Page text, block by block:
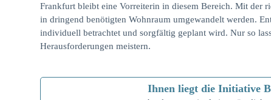
Frankfurt bleibt eine Vorreiterin in diesem Bereich. Mit der
in dringend benötigten Wohnraum umgewandelt werden.
individuell betrachtet und sorgfältig geplant wird. Nur so
Herausforderungen meistern.
Ihnen liegt die Initiative